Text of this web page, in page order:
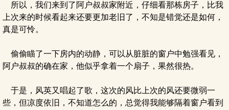
所以，我们来到了阿户叔叔家附近，仔细看那栋房子，比我
上次来的时候看起来还要更加老旧了，不知是错觉还是如何，
真是可怜。
偷偷瞄了一下房内的动静，可以从脏脏的窗户中勉强看见，
阿户叔叔的确在家，他似乎拿着一个扇子，果然很热。
于是，风英又唱起了歌，这次的风比上次的风还要微弱一
些，但凉度依旧，不知道怎么的，总觉得我能够隔着窗户看到